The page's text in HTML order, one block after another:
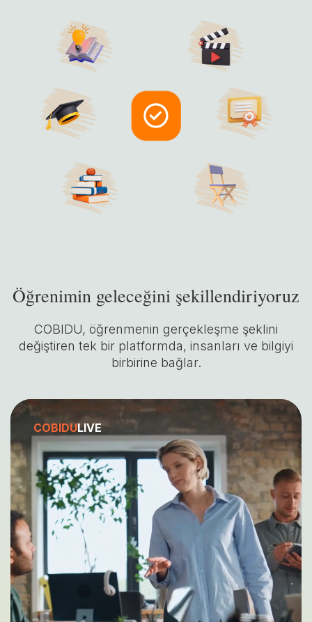
Öğrenimin geleceğini şekillendiriyoruz
COBIDU, öğrenmenin gerçekleşme şeklini
değiştiren tek bir platformda, insanları ve bilgiyi
birbirine bağlar.
COBIDULIVE